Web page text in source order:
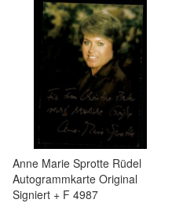
Anne Marie Sprotte Rüdel
Autogrammkarte Original
Signiert + F 4987